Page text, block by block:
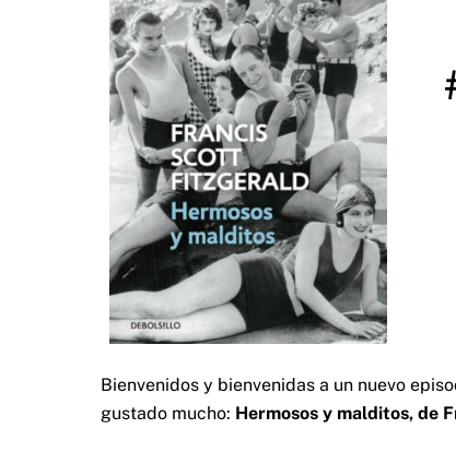
Bienvenidos y bienvenidas a un nuevo
gustado mucho: Hermosos y malditos, de